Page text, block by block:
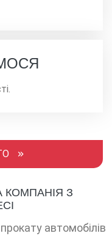
КОМПАНІЯ З
автомобілів